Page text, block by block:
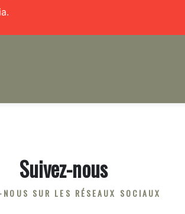
Suivez-nous
SUR LES RÉSEAUX SOCIAUX